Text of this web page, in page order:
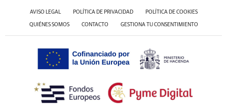
AVISO LEGAL POLÍTICA DE PRIVACIDAD POLÍTICA DE COOKIES
QUIÉNES SOMOS CONTACTO GESTIONA TU CONSENTIMIENTO